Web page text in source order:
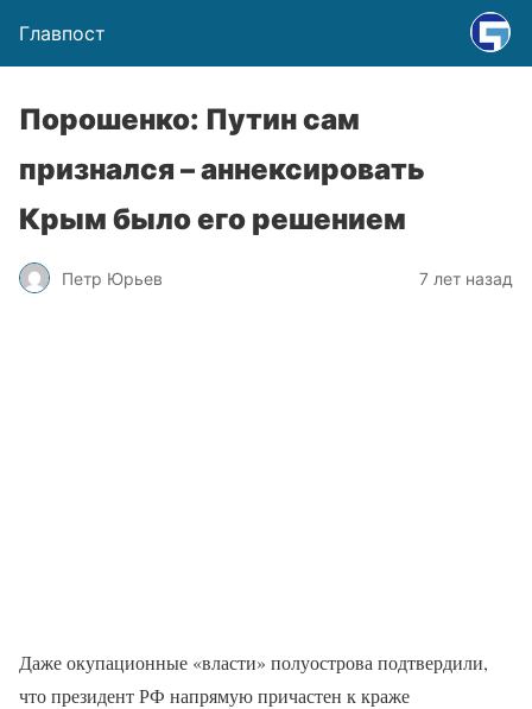
Главпост
Порошенко: Путин сам
признался – аннексировать
Крым было его решением
Петр Юрьев 7 лет назад
Даже окупационные «власти» полуострова подтвердили,
что президент РФ напрямую причастен к краже